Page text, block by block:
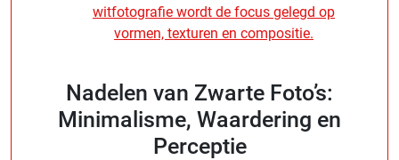
witfotografie wordt de focus gelegd op
vormen, texturen en compositie.
Nadelen van Zwarte Foto’s:
Minimalisme, Waardering en
Perceptie